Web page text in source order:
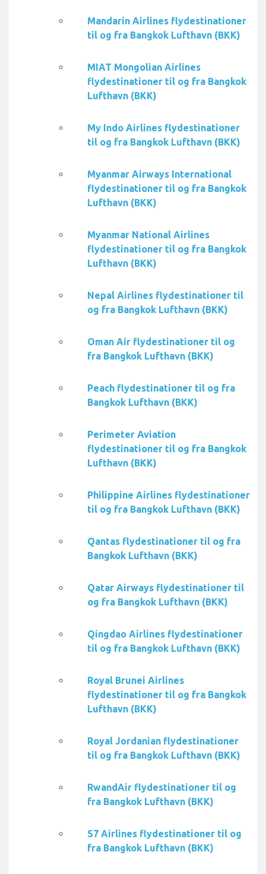
Mandarin Airlines flydestinationer
til og fra Bangkok Lufthavn (BKK)
MIAT Mongolian Airlines
flydestinationer til og fra Bangkok
Lufthavn (BKK)
My Indo Airlines flydestinationer
til og fra Bangkok Lufthavn (BKK)
Myanmar Airways International
flydestinationer til og fra Bangkok
Lufthavn (BKK)
Myanmar National Airlines
flydestinationer til og fra Bangkok
Lufthavn (BKK)
Nepal Airlines flydestinationer til
og fra Bangkok Lufthavn (BKK)
Oman Air flydestinationer til og
fra Bangkok Lufthavn (BKK)
Peach flydestinationer til og fra
Bangkok Lufthavn (BKK)
Perimeter Aviation
flydestinationer til og fra Bangkok
Lufthavn (BKK)
Philippine Airlines flydestinationer
til og fra Bangkok Lufthavn (BKK)
Qantas flydestinationer til og fra
Bangkok Lufthavn (BKK)
Qatar Airways flydestinationer til
og fra Bangkok Lufthavn (BKK)
Qingdao Airlines flydestinationer
til og fra Bangkok Lufthavn (BKK)
Royal Brunei Airlines
flydestinationer til og fra Bangkok
Lufthavn (BKK)
Royal Jordanian flydestinationer
til og fra Bangkok Lufthavn (BKK)
RwandAir flydestinationer til og
fra Bangkok Lufthavn (BKK)
S7 Airlines flydestinationer til og
fra Bangkok Lufthavn (BKK)